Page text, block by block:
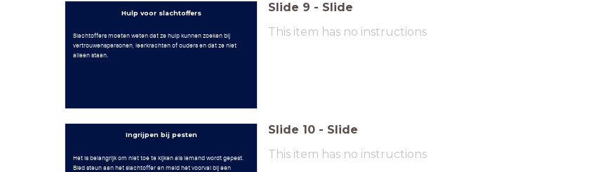
Hulp voor slachtoffers
Slachtoffers moeten weten dat ze hulp kunnen zoeken bij
vertrouwenspersonen, leerkrachten of ouders en dat ze niet
alleen staan.
Slide 9 - Slide
This item has no instructions
Ingrijpen bij pesten
Het is belangrijk om niet toe te kijken als iemand wordt gepest.
Bied steun aan het slachtoffer en meld het voorval bij een
Slide 10 - Slide
This item has no instructions